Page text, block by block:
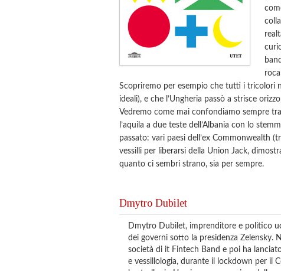
Scopriremo per esempio che tutti i tricolori
ideali), e che l’Ungheria passò a strisce
Vedremo come mai confondiamo sempre
l’aquila a due teste dell’Albania con lo
passato: vari paesi dell’ex Commonwealth
vessilli per liberarsi della Union Jack,
quanto ci sembri strano, sia per sempre.
Dmytro Dubilet
Dmytro Dubilet, imprenditore e politico
dei governi sotto la presidenza
società di it Fintech Band e poi ha
e vessillologia, durante il lockdown per il